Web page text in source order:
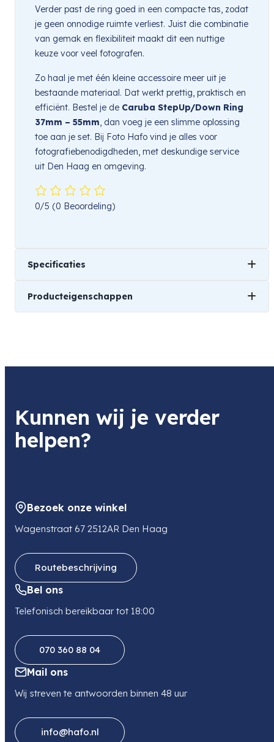
Verder past de ring goed in een compacte tas, zodat
je geen onnodige ruimte verliest. Juist die combinatie
van gemak en flexibiliteit maakt dit een nuttige
keuze voor veel fotografen.
Zo haal je met één kleine accessoire meer uit je
bestaande materiaal. Dat werkt prettig, praktisch en
efficiënt. Bestel je de Caruba StepUp/Down Ring
37mm – 55mm, dan voeg je een slimme oplossing
toe aan je set. Bij Foto Hafo vind je alles voor
fotografiebenodigdheden, met deskundige service
uit Den Haag en omgeving.
0/5 (0 Beoordeling)
Specificaties
Gewicht
Producteigenschappen
Caruba Universeel
Verloopring
Kunnen wij je verder
helpen?
Bezoek onze winkel
Wagenstraat 67 2512AR Den Haag
Routebeschrijving
Bel ons
Telefonisch bereikbaar tot 18:00
070 360 88 04
Mail ons
Wij streven te antwoorden binnen 48 uur
info@hafo.nl